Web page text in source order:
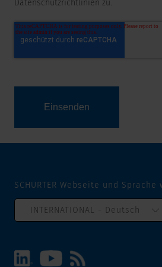
Datenschutzrichtlinien zu.
SCHURTER Webseite und Sprache
INTERNATIONAL - Deutsch